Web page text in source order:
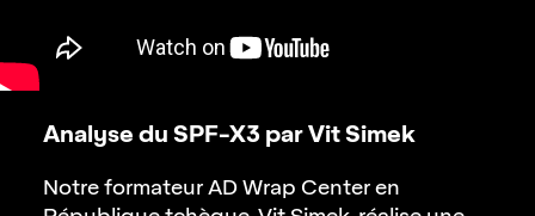
Analyse du SPF-X3 par Vit Simek
Notre formateur AD Wrap Center en